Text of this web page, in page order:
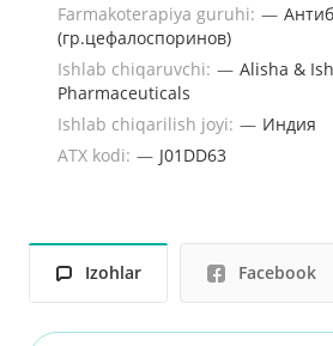
Farmakoterapiya guruhi: —
(гр.цефалоспоринов)
Ishlab chiqaruvchi: — Alisha &
Pharmaceuticals
Ishlab chiqarilish joyi: — Индия
ATX kodi: — J01DD63
Izohlar Facebook